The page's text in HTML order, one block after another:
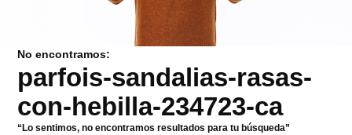
No encontramos:
parfois-sandalias-rasas-
con-hebilla-234723-ca
“Lo sentimos, no encontramos resultados para tu búsqueda”